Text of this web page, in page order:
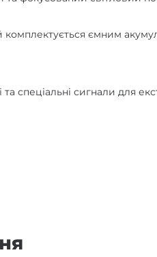
комплектується ємним
спеціальні сигнали для